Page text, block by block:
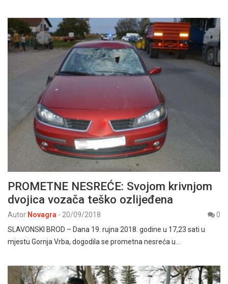
PROMETNE NESREĆE: Svojom krivnjom
dvojica vozača teško ozlijeđena
Autor Novagra - 20/09/2018
0
SLAVONSKI BROD – Dana 19. rujna 2018. godine u 17,23 sati u
mjestu Gornja Vrba, dogodila se prometna nesreća u…